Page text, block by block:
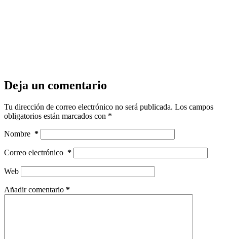
Deja un comentario
Tu dirección de correo electrónico no será publicada. Los campos
obligatorios están marcados con *
Nombre *
Correo electrónico *
Web
Añadir comentario *